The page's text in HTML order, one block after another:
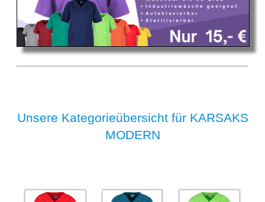
Unsere Kategorieübersicht für KARSAKS
MODERN